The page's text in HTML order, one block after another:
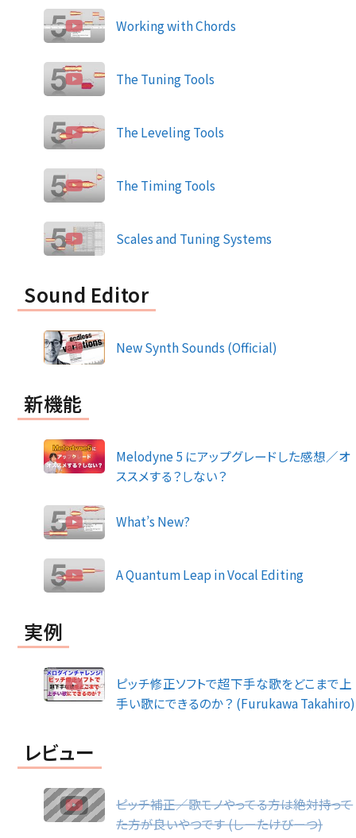
Working with Chords
The Tuning Tools
The Leveling Tools
The Timing Tools
Scales and Tuning Systems
Sound Editor
New Synth Sounds (Official)
新機能
Melodyne 5 にアップグレードした感想／オ
ススメする？しない？
What’s New?
A Quantum Leap in Vocal Editing
実例
ピッチ修正ソフトで超下手な歌をどこまで上
手い歌にできるのか？ (Furukawa Takahiro)
レビュー
ピッチ補正／歌モノやってる方は絶対持って
た方が良いやつです (しーたけびーつ)